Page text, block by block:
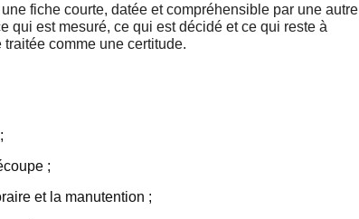
fiche courte, datée et compréhensible par une autre
qui est mesuré, ce qui est décidé et ce qui reste à
comme une certitude.
;
et la manutention ;